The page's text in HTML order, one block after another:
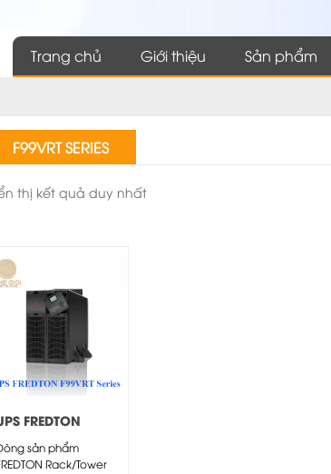
Trang chủ Giới thiệu Sản phẩm
F99VRT SERIES
thị kết quả duy nhất
FREDTON
Series
sản phẩm
Rack/Tower